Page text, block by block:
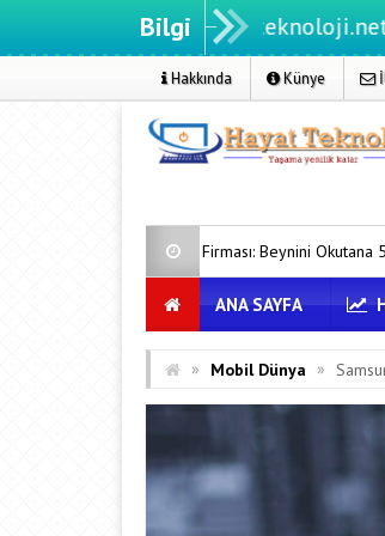
Bilgi
Hayatteknoloji.net -
Hakkında Künye
Firması: Beynini Okutana 50 Dolar
ANA SAYFA
» Mobil Dünya »